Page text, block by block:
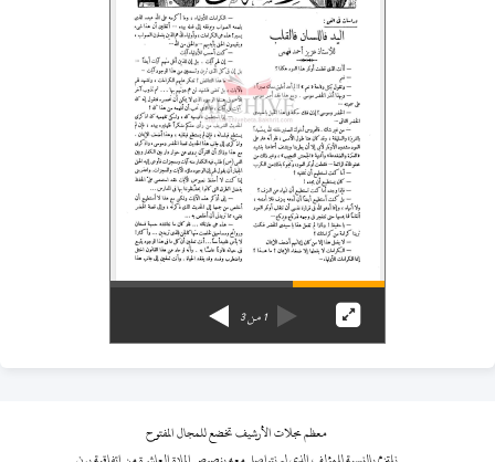
1من3
معظم مجلات الأرشيف تخضع للمجال المفتوح